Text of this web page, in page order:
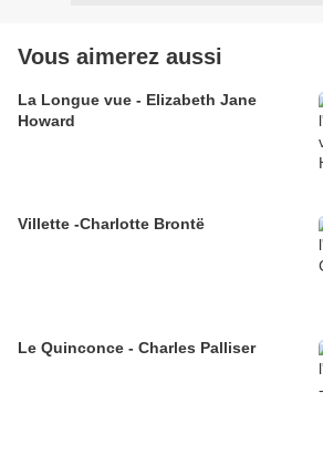
Vous aimerez aussi
La Longue vue - Elizabeth Jane
Howard
Villette -Charlotte Brontë
Le Quinconce - Charles Palliser